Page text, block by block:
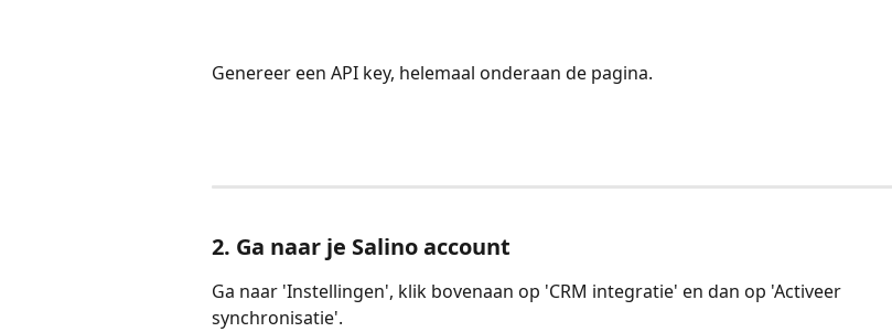
Genereer een API key, helemaal onderaan de pagina.
2. Ga naar je Salino account
Ga naar 'Instellingen', klik bovenaan op 'CRM integratie' en dan op 'Activeer
synchronisatie'.